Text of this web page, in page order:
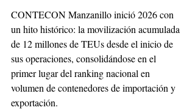
CONTECON Manzanillo inició 2026 con
un hito histórico: la movilización acumulada
de 12 millones de TEUs desde el inicio de
sus operaciones, consolidándose en el
primer lugar del ranking nacional en
volumen de contenedores de importación y
exportación.